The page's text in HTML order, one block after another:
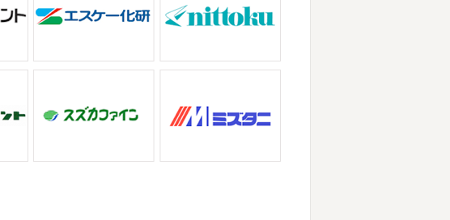
藤沢・寒川・小田原・茅ヶ崎外壁塗装専門店＊
げます。 さて、株式会社大野建装では年末年始の休
インフルエンザが大流行していますが体調など崩し
店＊
ます 色々仕事が立て込みブログ更新出来ずでした
です マービスタでヨガからのスタート最高 ...
の外壁塗装専門店＊
!! まずはマービスタでストレッチ今日ははおちゃん